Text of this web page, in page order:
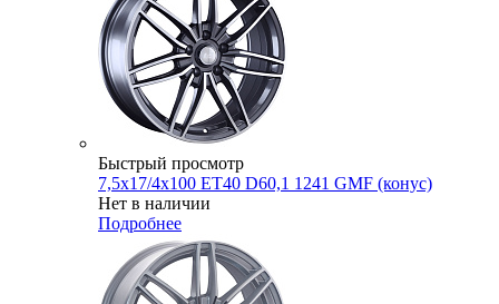
Быстрый просмотр
7,5x17/4x100 ET40 D60,1 1241 GMF (конус)
Нет в наличии
Подробнее